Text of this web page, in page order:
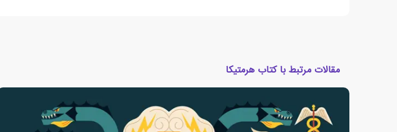
مقالات مرتبط با کتاب هرمتیکا